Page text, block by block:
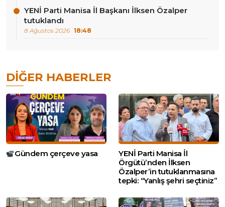
YENİ Parti Manisa İl Başkanı İlksen Özalper
tutuklandı
8 Ağustos 2026 18:48
DIĞER HABERLER
Gündem çerçeve yasa
YENİ Parti Manisa İl
Örgütü’nden İlksen
Özalper’in tutuklanmasına
tepki: “Yanlış şehri seçtiniz”